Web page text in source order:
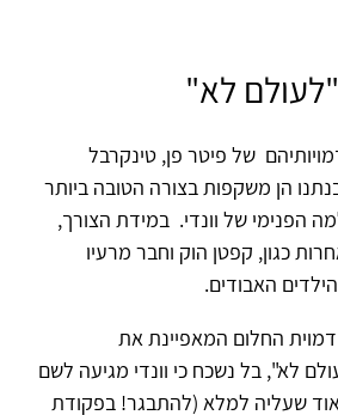
לא"
של פיטר פן, טינקרבל
הן משקפות בצורה הטובה ביותר
הפנימי של וונדי. במידת הצורך,
כגון, קפטן הוק וחבר מרעיו
האבודים.
החלום המאפיינת את
לא", בל נשכח כי וונדי מגיעה לשם
שעליה למלא (להתבגר! בפקודת